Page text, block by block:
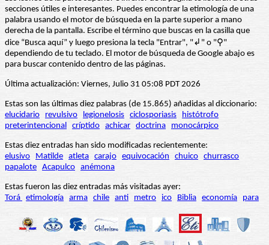
secciones útiles e interesantes. Puedes encontrar la etimología de una
palabra usando el motor de búsqueda en la parte superior a mano
derecha de la pantalla. Escribe el término que buscas en la casilla que
dice “Busca aquí” y luego presiona la tecla "Entrar", "↲" o "⚲"
dependiendo de tu teclado. El motor de búsqueda de Google abajo es
para buscar contenido dentro de las páginas.
Última actualización: Viernes, Julio 31 05:08 PDT 2026
Estas son las últimas diez palabras (de 15.865) añadidas al diccionario:
elucidario
revulsivo legionelosis ciclosporiasis
histótrofo
preterintencional críptido achicar doctrina monocárpico
Estas diez entradas han sido modificadas recientemente:
elusivo
Matilde atleta carajo equivocación chuico churrasco
papalote Acapulco anémona
Estas fueron las diez entradas más visitadas ayer:
Torá etimología arma chile anti metro ico Biblia economía para